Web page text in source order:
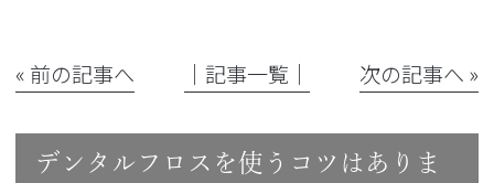
« 前の記事へ │記事一覧│ 次の記事へ »
デンタルフロスを使うコツはありま